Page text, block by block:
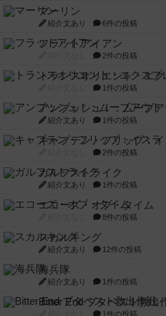
マーリン
紹介文あり 6件の投稿
フラットアイアン
2件の投稿
トランスオリエント・エク
1件の投稿
アンブッシュ！：ムーブア
紹介文あり 1件の投稿
キャプテン・フリップ：
2件の投稿
ガルフストライク
紹介文あり 1件の投稿
エコーズ・オブ・タイム
8件の投稿
スカルキング
紹介文あり 12件の投稿
海兵隊
紹介文あり 1件の投稿
Bitter End ブタペスト救出
1件の投稿